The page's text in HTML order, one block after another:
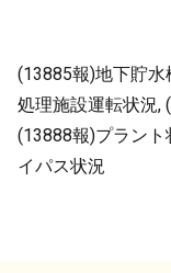
(13885報)地下貯
処理施設運転状況,
(13888報)プラン
イパス状況